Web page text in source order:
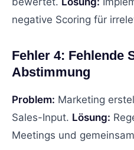
negative Scoring für
Fehler 4: Fehlende
Abstimmung
Problem: Marketing
Sales-Input. Lösung:
Meetings und